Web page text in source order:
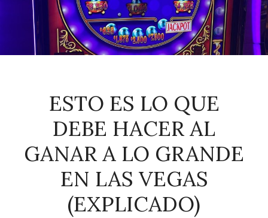
ESTO ES LO QUE
DEBE HACER AL
GANAR A LO GRANDE
EN LAS VEGAS
(EXPLICADO)